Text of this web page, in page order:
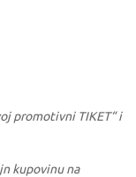
promotivni TIKET“ i
kupovinu na